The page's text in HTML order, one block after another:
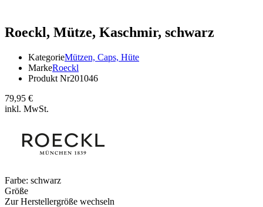
Roeckl, Mütze, Kaschmir, schwarz
KategorieMützen, Caps, Hüte
MarkeRoeckl
Produkt Nr201046
79,95 €
inkl. MwSt.
Farbe: schwarz
Größe
Zur Herstellergröße wechseln